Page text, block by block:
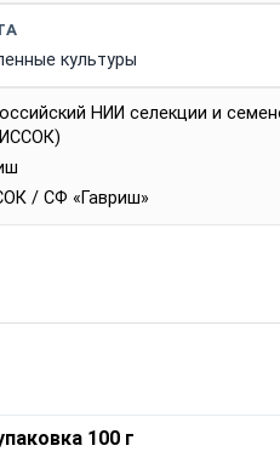
культуры
НИИ селекции и
/ СФ «Гавриш»
100 г